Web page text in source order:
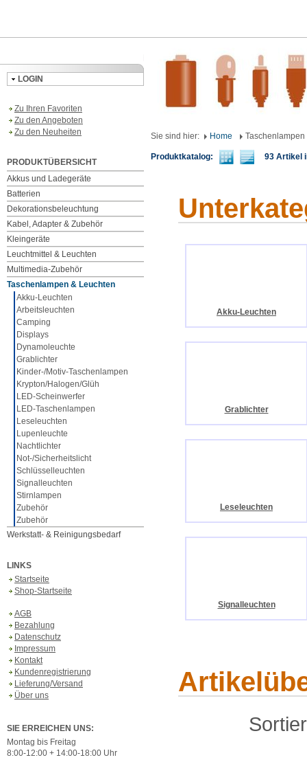
LOGIN
Zu Ihren Favoriten
Zu den Angeboten
Zu den Neuheiten
PRODUKTÜBERSICHT
Akkus und Ladegeräte
Batterien
Dekorationsbeleuchtung
Kabel, Adapter & Zubehör
Kleingeräte
Leuchtmittel & Leuchten
Multimedia-Zubehör
Taschenlampen & Leuchten
Akku-Leuchten
Arbeitsleuchten
Camping
Displays
Dynamoleuchte
Grablichter
Kinder-/Motiv-Taschenlampen
Krypton/Halogen/Glüh
LED-Scheinwerfer
LED-Taschenlampen
Leseleuchten
Lupenleuchte
Nachtlichter
Not-/Sicherheitslicht
Schlüsselleuchten
Signalleuchten
Stirnlampen
Zubehör
Zubehör
Werkstatt- & Reinigungsbedarf
LINKS
Startseite
Shop-Startseite
AGB
Bezahlung
Datenschutz
Impressum
Kontakt
Kundenregistrierung
Lieferung/Versand
Über uns
SIE ERREICHEN UNS:
Montag bis Freitag
8:00-12:00 + 14:00-18:00 Uhr
Sie sind hier: Home
Produktkatalog: 93 Artikel
Akku-Leuchten
Grablichter
Leseleuchten
Signalleuchten